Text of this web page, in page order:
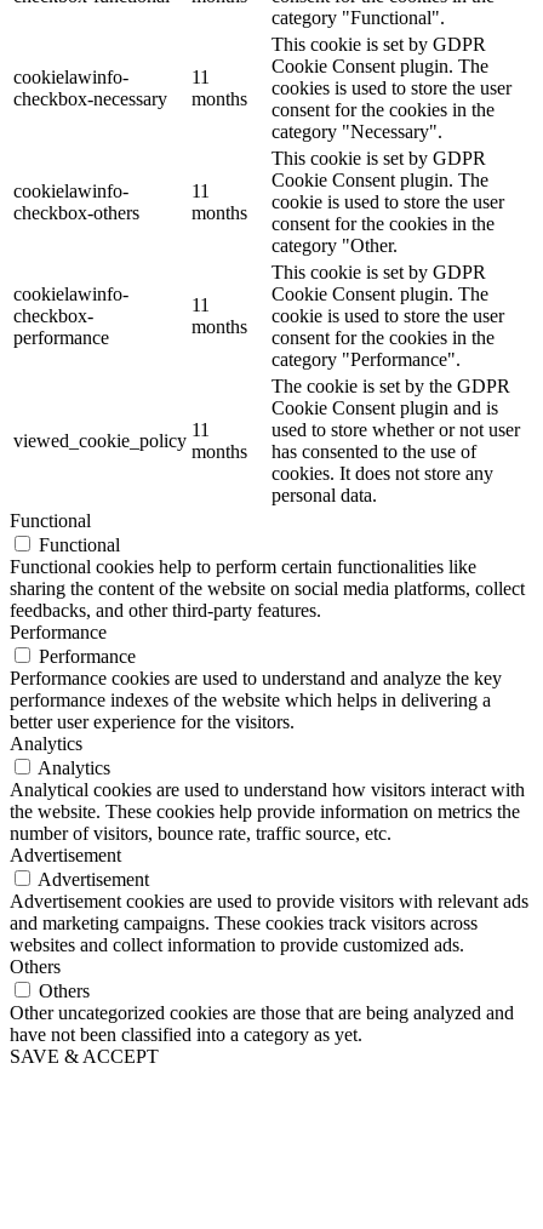
category "Functional".
cookielawinfo-
checkbox-necessary
11
months
This cookie is set by GDPR
Cookie Consent plugin. The
cookies is used to store the user
consent for the cookies in the
category "Necessary".
cookielawinfo-
checkbox-others
11
months
This cookie is set by GDPR
Cookie Consent plugin. The
cookie is used to store the user
consent for the cookies in the
category "Other.
cookielawinfo-
checkbox-
performance
11
months
This cookie is set by GDPR
Cookie Consent plugin. The
cookie is used to store the user
consent for the cookies in the
category "Performance".
viewed_cookie_policy
11
months
The cookie is set by the GDPR
Cookie Consent plugin and is
used to store whether or not user
has consented to the use of
cookies. It does not store any
personal data.
Functional
Functional
Functional cookies help to perform certain functionalities like
sharing the content of the website on social media platforms, collect
feedbacks, and other third-party features.
Performance
Performance
Performance cookies are used to understand and analyze the key
performance indexes of the website which helps in delivering a
better user experience for the visitors.
Analytics
Analytics
Analytical cookies are used to understand how visitors interact with
the website. These cookies help provide information on metrics the
number of visitors, bounce rate, traffic source, etc.
Advertisement
Advertisement
Advertisement cookies are used to provide visitors with relevant ads
and marketing campaigns. These cookies track visitors across
websites and collect information to provide customized ads.
Others
Others
Other uncategorized cookies are those that are being analyzed and
have not been classified into a category as yet.
SAVE & ACCEPT